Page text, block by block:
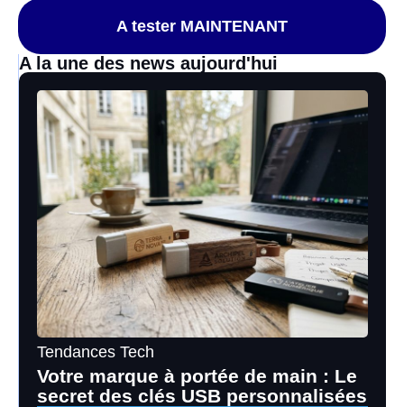
A tester MAINTENANT
A la une des news aujourd'hui
Tendances Tech
Votre marque à portée de main : Le
secret des clés USB personnalisées